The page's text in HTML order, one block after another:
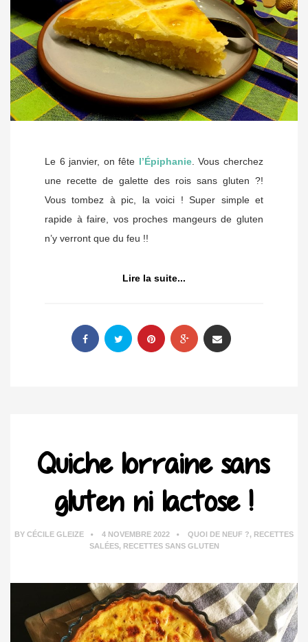
Le 6 janvier, on fête l’Épiphanie. Vous cherchez
une recette de galette des rois sans gluten ?!
Vous tombez à pic, la voici ! Super simple et
rapide à faire, vos proches mangeurs de gluten
n’y verront que du feu !!
Lire la suite...
Quiche lorraine sans
gluten ni lactose !
BY CÉCILE GLEIZE 4 NOVEMBRE 2022 QUOI DE NEUF ?, RECETTES
SALÉES, RECETTES SANS GLUTEN